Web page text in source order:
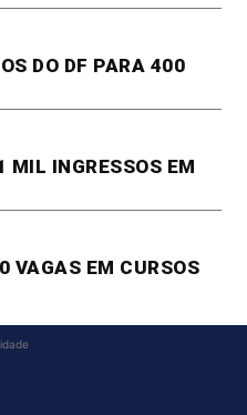
DO DF PARA 400
MIL INGRESSOS EM
VAGAS EM CURSOS